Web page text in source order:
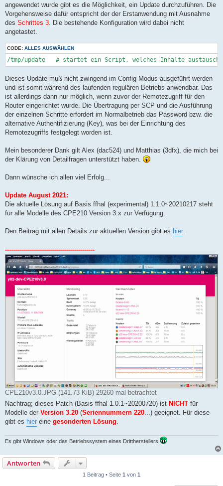
angewendet wurde gibt es die Möglichkeit, ein Update durchzuführen. Die
Vorgehensweise dafür entspricht der der Erstanwendung mit Ausnahme
des Schrittes 3 . Die bestehende Konfiguration wird dabei nicht
angetastet.
CODE: ALLES AUSWÄHLEN
Dieses Update muß nicht zwingend im Config Modus ausgeführt werden
und ist somit während des laufenden regulären Betriebs anwendbar. Das
ist allerdings dann nur möglich, wenn zuvor der Remotezugriff für den
Router eingerichtet wurde. Die Übertragung per SCP und die Ausführung
der einzelnen Schritte erfordert im Normalbetrieb das Password bzw. die
alternative Authentifizierung (Key), was bei der Einrichtung des
Remotezugriffs festgelegt worden ist.
Mein besonderer Dank gilt Alex (dac524) und Matthias (3dfx), die mich bei
der Klärung von Detailfragen unterstützt haben.
Dann wünsche ich allen viel Erfolg...
Update August 2021:
Die aktuelle Lösung auf Basis ffhal (experimental) 1.1.0~20210217 steht
für alle Modelle des CPE210 Version 3.x zur Verfügung.
Den Beitrag mit allen Details zur aktuellen Version gibt es hier.
---------------------------------------------
CPE210v3.0.JPG (141.73 KiB) 29260 mal betrachtet
Nachtrag; dieses Patch (Basis ffhal 1.0.1~20200720) ist NICHT für
Modelle der Version 3.20 (Seriennummern 220 ...) geeignet. Für diese
gibt es hier eine gesonderten Lösung
Es gibt Windows oder das Betriebssystem eines Drittherstellers
Antworten
1 Beitrag • Seite 1 von 1